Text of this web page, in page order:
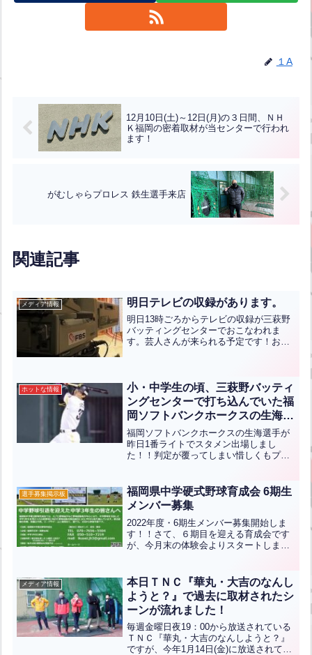
１A
12月10日(土)～12日(月)の３日間、ＮＨ
Ｋ福岡の密着取材が当センターで行われ
ます！
がむしゃらプロレス 鉄生選手来店
関連記事
メディア情報 明日テレビの収録があります。
明日13時ごろからテレビの収録が三萩野
バッティングセンターでおこなわれま
す。芸人さんが来られる予定です！お客
気軽におこしください！
ホットな情報
小・中学生の頃、三萩野バッティ
ングセンターで打ち込んでいた福
岡ソフトバンクホークスの生海選
手が昨日、一軍スタメンで出場し
ました！！”When he was in
elementary and middle school,
player Ikumi, who used to
practice at the Mihagino Batting
Center, made it into the starting
lineup for the first team
yesterday!”（英中翻訳）
福岡ソフトバンクホークスの生海選手が
昨日1番ライトでスタメン出場しまし
た！！判定が覆ってしまい惜しくもプロ
お客様及びスタッフ一同応援しています
ので頑張ってくださいね！！...全文はク
リック
選手募集掲示板
福岡県中学硬式野球育成会 6期生
メンバー募集
2022年度・6期生メンバー募集開始しま
す！！さて、６期目を迎える育成会です
が、今月末の体験会よりスタートしま
ンバー募集案内※「体験会＆説明会開催
のお知らせ」も併せて掲...全文はクリッ
ク
メディア情報
本日ＴＮＣ『華丸・大吉のなんし
ようと？』で過去に取材されたシ
ーンが流れました！
毎週金曜日夜19：00から放送されている
ＴＮＣ『華丸・大吉のなんしようと？』
ですが、今年1月14日(金)に放送されて当